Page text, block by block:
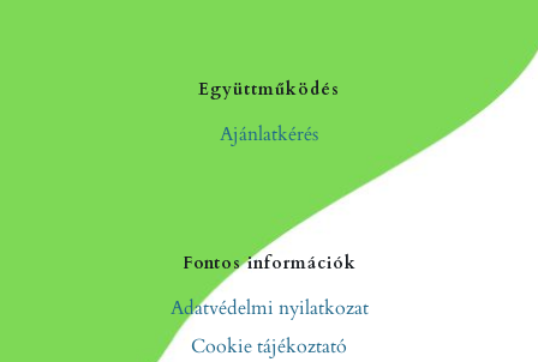
Együttműködés
Ajánlatkérés
Fontos információk
Adatvédelmi nyilatkozat
Cookie tájékoztató